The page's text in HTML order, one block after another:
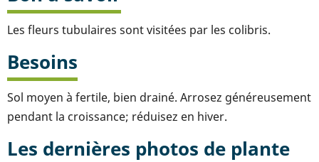
Les fleurs tubulaires sont visitées par les colibris.
Besoins
Sol moyen à fertile, bien drainé. Arrosez généreusement
pendant la croissance; réduisez en hiver.
Les dernières photos de plante